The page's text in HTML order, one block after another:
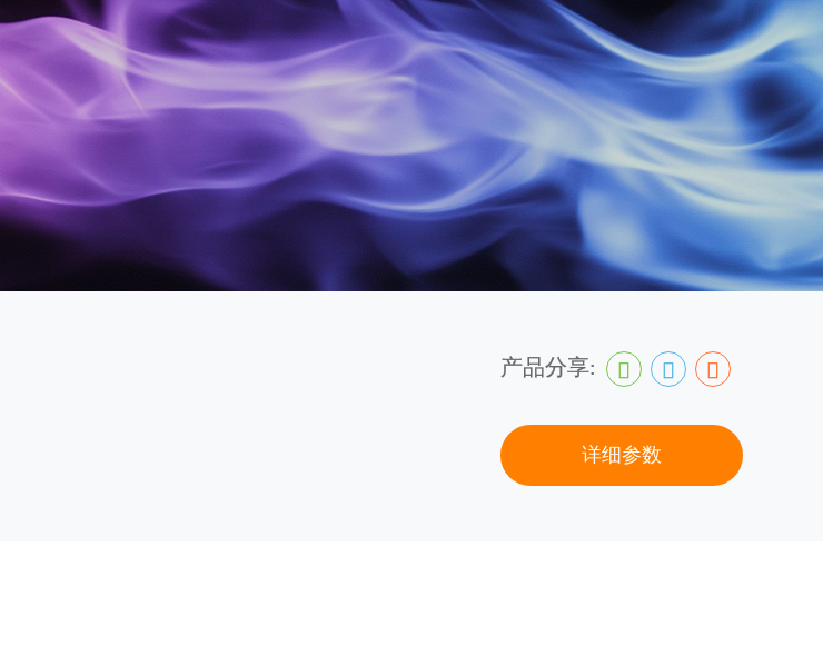
产品分享:
详细参数